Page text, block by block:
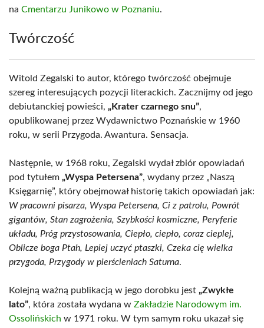
na Cmentarzu Junikowo w Poznaniu.
Twórczość
Witold Zegalski to autor, którego twórczość obejmuje
szereg interesujących pozycji literackich. Zacznijmy od jego
debiutanckiej powieści, „Krater czarnego snu”,
opublikowanej przez Wydawnictwo Poznańskie w 1960
roku, w serii Przygoda. Awantura. Sensacja.
Następnie, w 1968 roku, Zegalski wydał zbiór opowiadań
pod tytułem „Wyspa Petersena”, wydany przez „Naszą
Księgarnię”, który obejmował historię takich opowiadań jak:
W pracowni pisarza, Wyspa Petersena, Ci z patrolu, Powrót
gigantów, Stan zagrożenia, Szybkości kosmiczne, Peryferie
układu, Próg przystosowania, Ciepło, ciepło, coraz cieplej,
Oblicze boga Ptah, Lepiej uczyć ptaszki, Czeka cię wielka
przygoda, Przygody w pierścieniach Saturna.
Kolejną ważną publikacją w jego dorobku jest „Zwykłe
lato”, która została wydana w Zakładzie Narodowym im.
Ossolińskich w 1971 roku. W tym samym roku ukazał się